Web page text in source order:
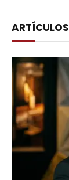
ARTÍCULOS